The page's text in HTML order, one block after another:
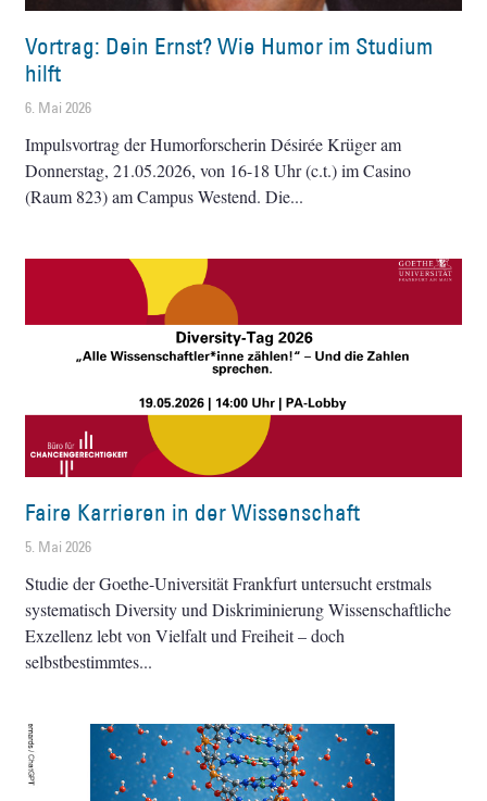
Vortrag: Dein Ernst? Wie Humor im Studium
hilft
6. Mai 2026
Impulsvortrag der Humorforscherin Désirée Krüger am
Donnerstag, 21.05.2026, von 16-18 Uhr (c.t.) im Casino
(Raum 823) am Campus Westend. Die
Faire Karrieren in der Wissenschaft
5. Mai 2026
Studie der Goethe-Universität Frankfurt untersucht erstmals
systematisch Diversity und Diskriminierung Wissenschaftliche
Exzellenz lebt von Vielfalt und Freiheit – doch
selbstbestimmtes